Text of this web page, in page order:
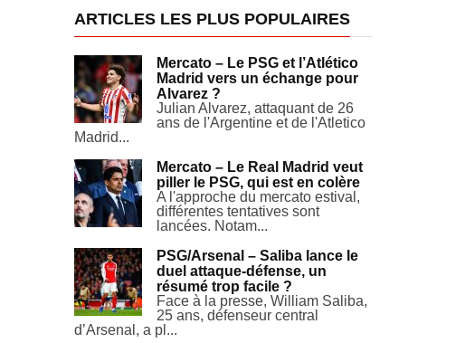
ARTICLES LES PLUS POPULAIRES
Mercato – Le PSG et l’Atlético
Madrid vers un échange pour
Alvarez ?
Julian Alvarez, attaquant de 26
ans de l'Argentine et de l'Atletico
Madrid...
Mercato – Le Real Madrid veut
piller le PSG, qui est en colère
A l'approche du mercato estival,
différentes tentatives sont
lancées. Notam...
PSG/Arsenal – Saliba lance le
duel attaque-défense, un
résumé trop facile ?
Face à la presse, William Saliba,
25 ans, défenseur central
d’Arsenal, a pl...